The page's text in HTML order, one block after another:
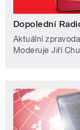
Dopolední
Aktuální
Moderuje Jiří